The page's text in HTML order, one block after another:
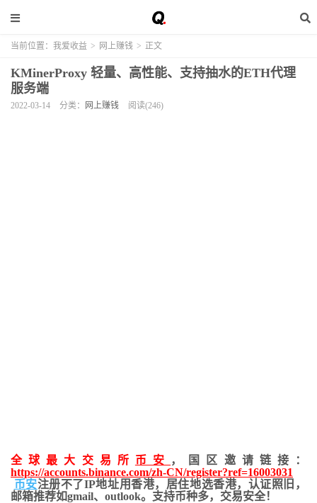
当前位置： 我爱收益 > 网上赚钱 > 正文
KMinerProxy 轻量、高性能、支持抽水的ETH代理
服务端
2022-03-14 分类： 网上赚钱 阅读(246)
全球最大交易所 币安
，国区邀请链接：
https://accounts.binance.com/zh-CN/register?ref=16003031
币安注册不了IP地址用香港，居住地选香港，认证照旧，
邮箱推荐如gmail、outlook。支持币种多，交易安全！